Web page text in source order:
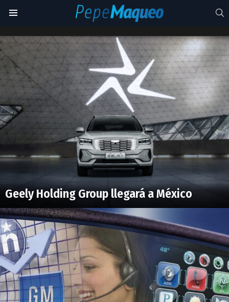
Industria
Latest
stories
Geely Holding Group llegará a México